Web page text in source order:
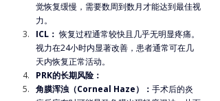
觉恢复缓慢，需要数周到数月才能达到最佳视
力。
ICL： 恢复过程通常较快且几乎无明显疼痛。
视力在24小时内显著改善，患者通常可在几
天内恢复正常活动。
PRK的长期风险：
角膜浑浊（Corneal Haze）： 手术后的炎